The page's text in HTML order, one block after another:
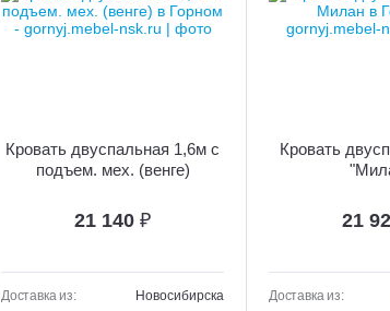
Кровать двуспальная 1,6м с
подъем. мех. (венге)
21 140 ₽
Доставка из:
Новосибирска
Кровать
21
Доставка из: